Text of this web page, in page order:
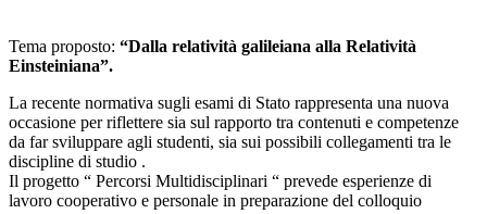
Tema proposto: “Dalla relatività galileiana alla Relatività
Einsteiniana”.
La recente normativa sugli esami di Stato rappresenta una nuova
occasione per riflettere sia sul rapporto tra contenuti e competenze
da far sviluppare agli studenti, sia sui possibili collegamenti tra le
discipline di studio .
Il progetto “ Percorsi Multidisciplinari “ prevede esperienze di
lavoro cooperativo e personale in preparazione del colloquio